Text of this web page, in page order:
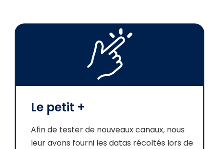
Le petit +
Afin de tester de nouveaux canaux, nous
leur avons fourni les datas récoltés lors de